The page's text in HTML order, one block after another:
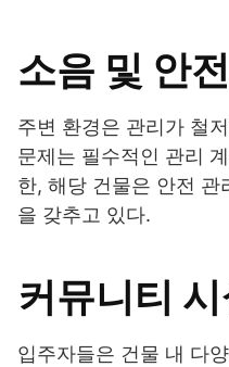
소음 및 안전
주변 환경은 관리가 철
문제는 필수적인 관리
한, 해당 건물은 안전 관
을 갖추고 있다.
커뮤니티 시
입주자들은 건물 내 다